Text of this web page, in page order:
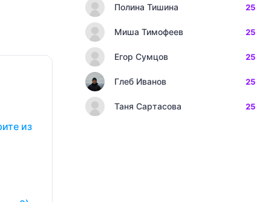
из
Полина Тишина 25
Миша Тимофеев 25
Егор Сумцов 25
Глеб Иванов 25
Таня Сартасова 25